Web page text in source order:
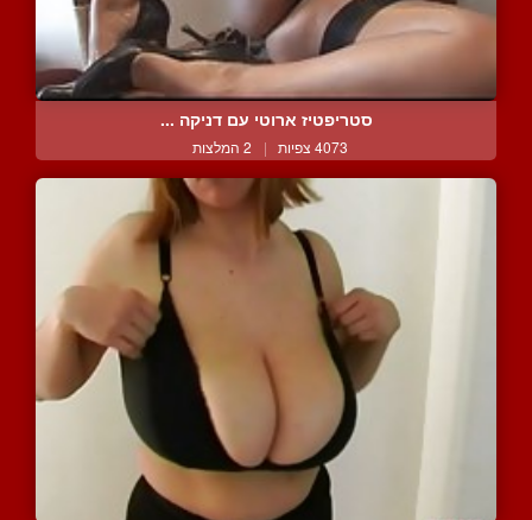
סטריפטיז ארוטי עם דניקה ...
4073 צפיות | 2 המלצות